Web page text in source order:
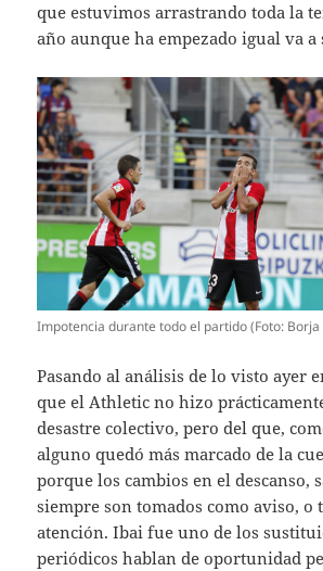
que estuvimos arrastrando toda la
año aunque ha empezado igual va a
Impotencia durante todo el partido (Foto:
Pasando al análisis de lo visto ayer
que el Athletic no hizo
desastre colectivo, pero del que,
alguno quedó más marcado de la
porque los cambios en el descanso,
siempre son tomados como aviso, o
atención. Ibai fue uno de los
periódicos hablan de oportunidad